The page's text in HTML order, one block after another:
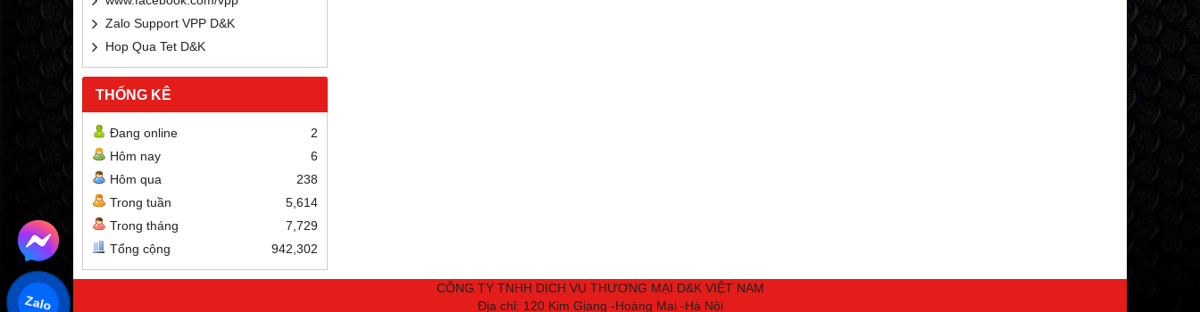
Zalo Support VPP D&K
Hop Qua Tet D&K
THỐNG KÊ
Đang online
2
Hôm nay
6
Hôm qua
238
Trong tuần
5,614
Trong tháng
7,729
Tổng cộng
942,302
CÔNG TY TNHH DỊCH VỤ THƯƠNG MẠI D&K VIỆT NAM
Địa chỉ: 120 Kim Giang -Hoàng Mai -Hà Nội
Zalo